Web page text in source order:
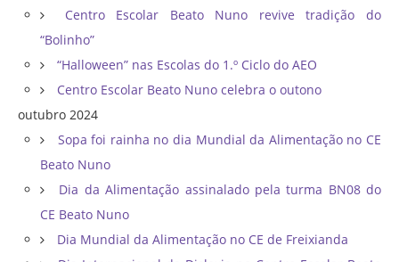
Centro Escolar Beato Nuno revive tradição do
“Bolinho”
“Halloween” nas Escolas do 1.º Ciclo do AEO
Centro Escolar Beato Nuno celebra o outono
outubro 2024
Sopa foi rainha no dia Mundial da Alimentação no CE
Beato Nuno
Dia da Alimentação assinalado pela turma BN08 do
CE Beato Nuno
Dia Mundial da Alimentação no CE de Freixianda